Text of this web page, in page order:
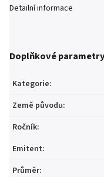
Detailní informace
Doplňkové
Kategorie:
Země původu:
Ročník:
Emitent:
Průměr: